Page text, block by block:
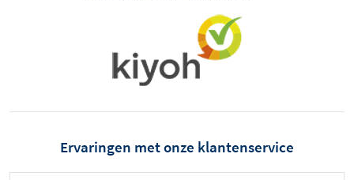
Ervaringen met onze klantenservice